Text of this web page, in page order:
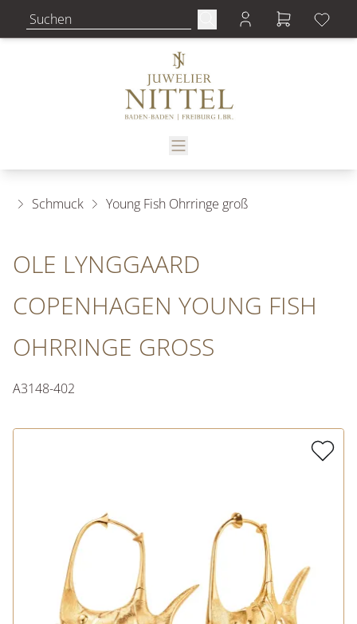
Schmuck Young Fish Ohrringe groß
OLE LYNGGAARD
COPENHAGEN YOUNG FISH
OHRRINGE GROSS
A3148-402